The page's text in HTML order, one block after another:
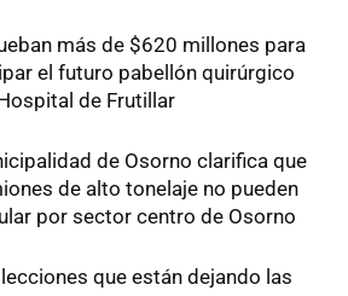
más de $620 millones para
el futuro pabellón quirúrgico
de Frutillar
de Osorno clarifica que
de alto tonelaje no pueden
por sector centro de Osorno
que están dejando las